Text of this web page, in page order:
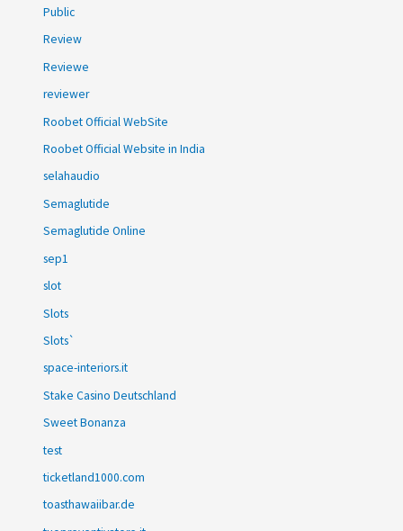
Public
Review
Reviewe
reviewer
Roobet Official WebSite
Roobet Official Website in India
selahaudio
Semaglutide
Semaglutide Online
sep1
slot
Slots
Slots`
space-interiors.it
Stake Casino Deutschland
Sweet Bonanza
test
ticketland1000.com
toasthawaiibar.de